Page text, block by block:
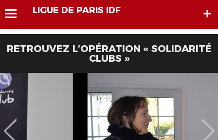
LIGUE DE PARIS IDF
RETROUVEZ L’OPÉRATION « SOLIDARITÉ
CLUBS »